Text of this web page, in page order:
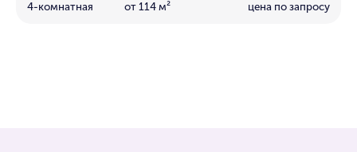
4-комнатная от 114 м² цена по запросу